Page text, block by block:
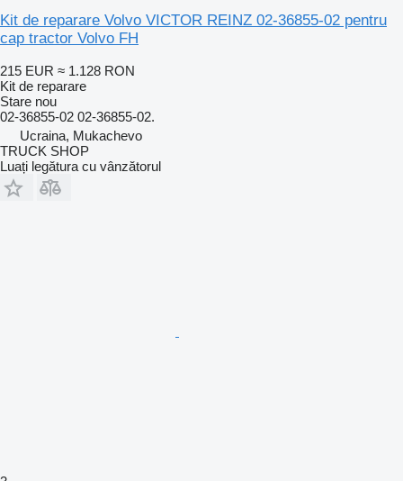
Kit de reparare Volvo VICTOR REINZ 02-36855-02 pentru
cap tractor Volvo FH
215 EUR ≈ 1.128 RON
Kit de reparare
Stare nou
02-36855-02 02-36855-02.
Ucraina, Mukachevo
TRUCK SHOP
Luați legătura cu vânzătorul